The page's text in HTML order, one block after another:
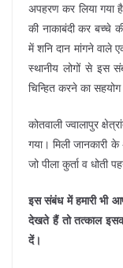
अपहरण कर लिया गया
की नाकाबंदी कर बच्चे
में शनि दान मांगने वाले
स्थानीय लोगों से इस
चिन्हित करने का सहयोग
कोतवाली ज्वालापुर
गया। मिली जानकारी
जो पीला कुर्ता व धोती
इस संबंध में हमारी भी
देखते हैं तो तत्काल
दें।